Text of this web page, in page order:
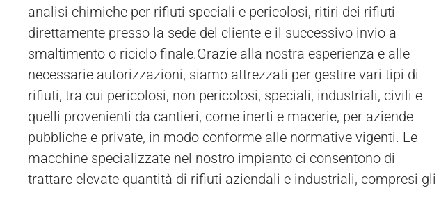
analisi chimiche per rifiuti speciali e pericolosi, ritiri dei rifiuti
direttamente presso la sede del cliente e il successivo invio a
smaltimento o riciclo finale.Grazie alla nostra esperienza e alle
necessarie autorizzazioni, siamo attrezzati per gestire vari tipi di
rifiuti, tra cui pericolosi, non pericolosi, speciali, industriali, civili e
quelli provenienti da cantieri, come inerti e macerie, per aziende
pubbliche e private, in modo conforme alle normative vigenti. Le
macchine specializzate nel nostro impianto ci consentono di
trattare elevate quantità di rifiuti aziendali e industriali, compresi gli